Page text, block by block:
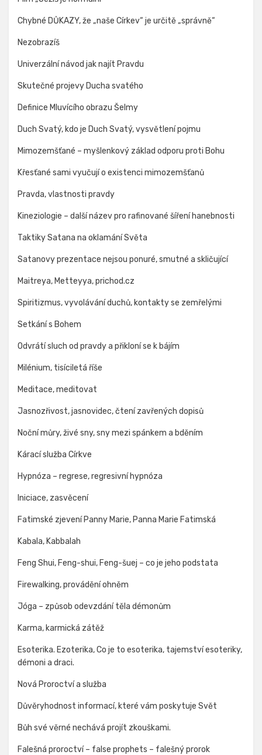
Chybné DŮKAZY, že „naše Církev“ je určitě „správně“
Nezobrazíš
Univerzální návod jak najít Pravdu
Skutečné projevy Ducha svatého
Definice Mluvícího obrazu Šelmy
Duch Svatý, kdo je Duch Svatý, vysvětlení pojmu
Mimozemšťané – myšlenkový základ odporu proti Bohu
Křesťané sami vyučují o existenci mimozemšťanů
Pravda, vlastnosti pravdy
Kineziologie – další název pro rafinované šíření hanebnosti
Taktiky Satana na oklamání Světa
Satanovy prezentace nejsou ponuré, smutné a skličující
Maitreya, Metteyya, prichod.cz
Spiritizmus, vyvolávání duchů, kontakty se zemřelými
Setkání s Bohem
Odvrátí sluch od pravdy a přikloní se k bájím
Milénium, tisíciletá říše
Meditace, meditovat
Jasnozřivost, jasnovidec, čtení zavřených dopisů
Noční můry, živé sny, sny mezi spánkem a bděním
Kárací služba Církve
Hypnóza – regrese, regresivní hypnóza
Iniciace, zasvěcení
Fatimské zjevení Panny Marie, Panna Marie Fatimská
Kabala, Kabbalah
Feng Shui, Feng-shui, Feng-šuej – co je jeho podstata
Firewalking, provádění ohněm
Jóga – způsob odevzdání těla démonům
Karma, karmická zátěž
Esoterika. Ezoterika, Co je to esoterika, tajemství esoteriky,
démoni a draci.
Nová Proroctví a služba
Důvěryhodnost informací, které vám poskytuje Svět
Bůh své věrné nechává projít zkouškami.
Falešná proroctví – false prophets – falešný prorok